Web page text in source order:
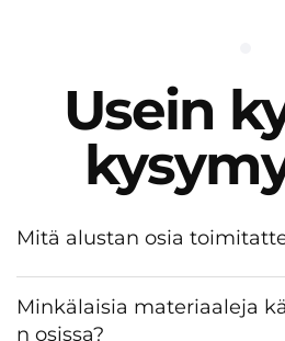
Usein
Mitä alustan osia
Minkälaisia materiaaleja
n osissa?